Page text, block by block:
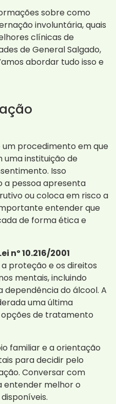
sobre como
involuntária, quais
clínicas de
de General Salgado,
abordar tudo isso e
procedimento em que
uma instituição de
Isso
a pessoa apresenta
ou coloca em risco a
entender que
de forma ética e
nº 10.216/2001
proteção e os direitos
mentais, incluindo
do álcool. A
uma última
de tratamento
familiar e a orientação
para decidir pelo
Conversar com
entender melhor o